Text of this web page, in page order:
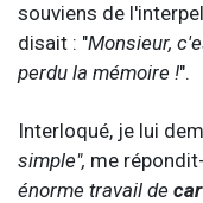
souviens de
disait : "Monsieur,
perdu la mémoire !".
Interloqué, je lui
simple", me
énorme travail de